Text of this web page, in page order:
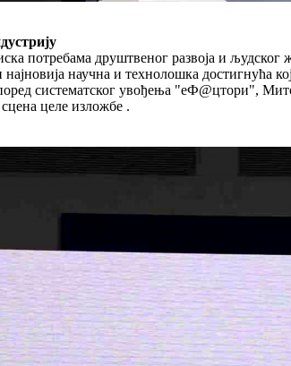
потребама друштвеног развоја и
научна и технолошка достигнућа
систематског увођења "еФ@цтори",
целе изложбе .